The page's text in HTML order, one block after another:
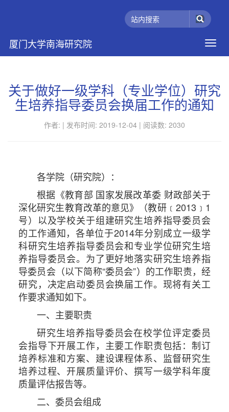
厦门大学南海研究院
关于做好一级学科（专业学位）研究
生培养指导委员会换届工作的通知
作者: | 发布时间: 2019-12-04 | 阅读数: 2030
各学院（研究院）：
根据《教育部 国家发展改革委 财政部关于
深化研究生教育改革的意见》（教研﹝2013﹞1
号）以及学校关于组建研究生培养指导委员会
的工作通知，各单位于2014年分别成立一级学
科研究生培养指导委员会和专业学位研究生培
养指导委员会。为了更好地落实研究生培养指
导委员会（以下简称“委员会”）的工作职责，经
研究，决定启动委员会换届工作。现将有关工
作要求通知如下。
一、主要职责
研究生培养指导委员会在校学位评定委员
会指导下开展工作，主要工作职责包括：制订
培养标准和方案、建设课程体系、监督研究生
培养过程、开展质量评价、撰写一级学科年度
质量评估报告等。
二、委员会组成